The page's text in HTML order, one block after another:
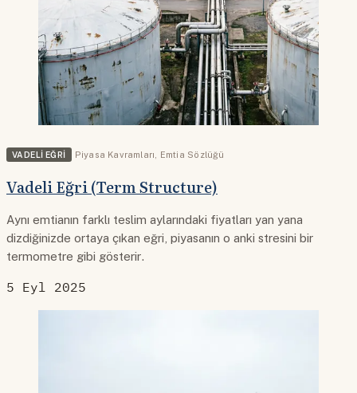
VADELI EĞRI Piyasa Kavramları Emtia Sözlüğü
Vadeli Eğri (Term Structure)
Aynı emtianın farklı teslim aylarındaki fiyatları yan yana
dizdiğinizde ortaya çıkan eğri, piyasanın o anki stresini bir
termometre gibi gösterir.
5 Eyl 2025